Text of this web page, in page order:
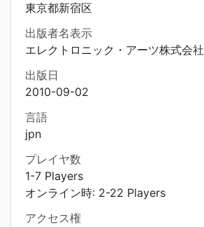
東京都新宿区
出版者名表示
エレクトロニック・アーツ株式会社
出版日
2010-09-02
言語
jpn
プレイヤ数
1-7 Players
オンライン時: 2-22 Players
アクセス権